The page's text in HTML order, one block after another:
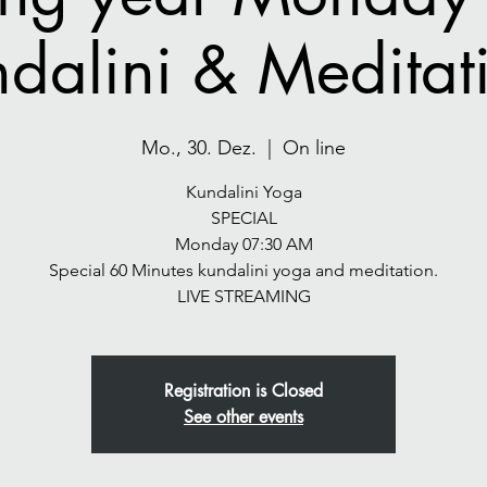
&
Mo., 30. Dez. On line
Kundalini Yoga
SPECIAL
Monday 07:30 AM
Special 60 Minutes kundalini yoga and meditation.
LIVE STREAMING
Registration is Closed
See other events